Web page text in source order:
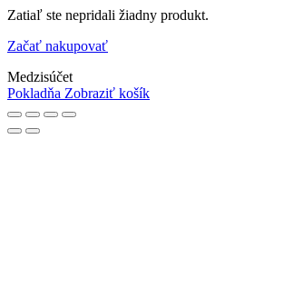
Zatiaľ ste nepridali žiadny produkt.
Začať nakupovať
Medzisúčet
Pokladňa Zobraziť košík